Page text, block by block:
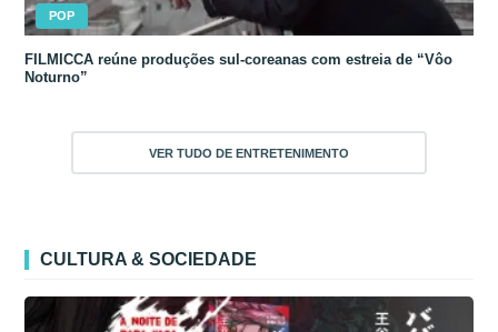
POP
FILMICCA reúne produções sul-coreanas com estreia de “Vôo
Noturno”
VER TUDO DE ENTRETENIMENTO
CULTURA & SOCIEDADE